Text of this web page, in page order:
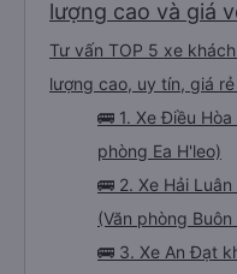
lượng cao và giá
Tư vấn TOP 5 xe
lượng cao, uy tín, giá
🚌 1. Xe Điều
phòng Ea H'leo)
🚌 2. Xe Hải
(Văn phòng Buôn
🚌 3. Xe An Đạt